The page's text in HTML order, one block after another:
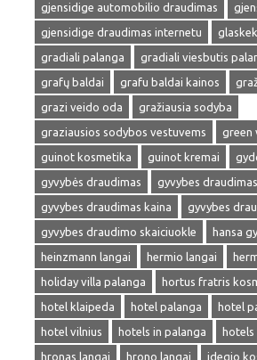
gjensidige automobilio draudimas
gjensidige draudimas internetu
gradiali palanga
gradiali viesbutis
grafų baldai
grafu baldai kainos
grazi veido oda
gražiausia sodyba
graziausios sodybos vestuvems
green
guinot kosmetika
guinot kremai
gyvybės draudimas
gyvybes
gyvybes draudimas kaina
gyvybes
gyvybes draudimo skaiciuokle
hansa
heinzmann langai
hermio langai
holiday villa palanga
hortus fratris
hotel klaipeda
hotel palanga
hotel
hotel vilnius
hotels in palanga hotels
hronas langai
hrono langai
idegio